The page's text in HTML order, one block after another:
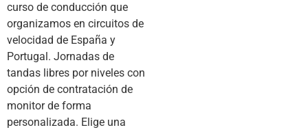
curso de conducción que
organizamos en circuitos de
velocidad de España y
Portugal. Jornadas de
tandas libres por niveles con
opción de contratación de
monitor de forma
personalizada. Elige una